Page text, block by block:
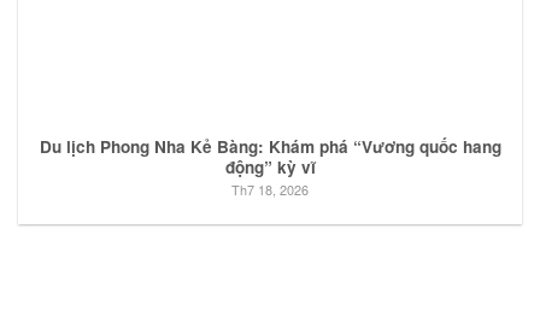
Du lịch Phong Nha Kẻ Bàng: Khám phá “Vương quốc hang
động” kỳ vĩ
Th7 18, 2026